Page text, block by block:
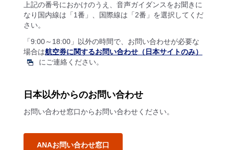
上記の番号におかけのうえ、音声ガイダンスをお聞きに
なり国内線は「1番」、国際線は「2番」を選択してくだ
さい。
「9:00～18:00」以外の時間で、お問い合わせが必要な
場合は航空券に関するお問い合わせ（日本サイトのみ）
にご連絡ください。
日本以外からのお問い合わせ
お問い合わせ窓口からお問い合わせください。
ANAお問い合わせ窓口